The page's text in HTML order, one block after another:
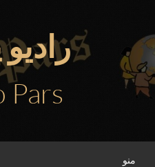
محتوا
Pars
منو